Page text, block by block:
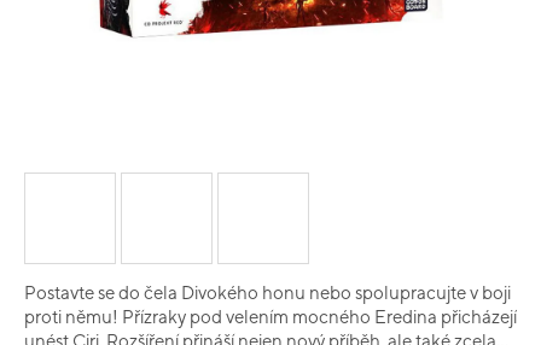
Postavte se do čela Divokého honu nebo spolupracujte v boji
proti němu! Přízraky pod velením mocného Eredina přicházejí
unést Ciri. Rozšíření přináší nejen nový příběh, ale také zcela